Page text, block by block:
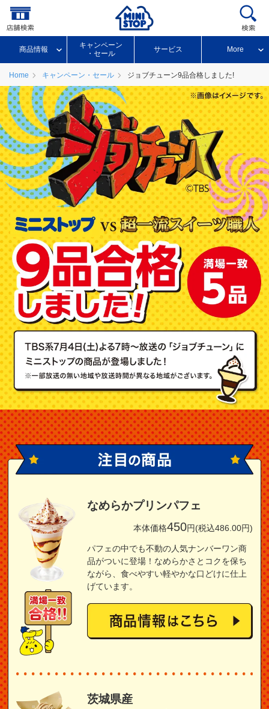
商品情報
キャンペーン
・セール
サービス More
Home キャンペーン・セール ジョブチューン9品合格しました!
なめらかプリンパフェ
本体価格450円(税込486.00円)
パフェの中でも不動の人気ナンバーワン商
品がついに登場！なめらかさとコクを保ち
ながら、食べやすい軽やかな口どけに仕上
げています。
茨城県産